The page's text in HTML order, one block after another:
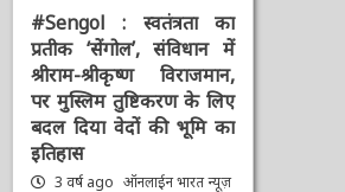
मुख्य समाचार
राष्ट्रीय
संपादक की पसंद
#Sengol : स्वतंत्रता का
प्रतीक ‘सेंगोल’, संविधान में
श्रीराम-श्रीकृष्ण विराजमान,
पर मुस्लिम तुष्टिकरण के